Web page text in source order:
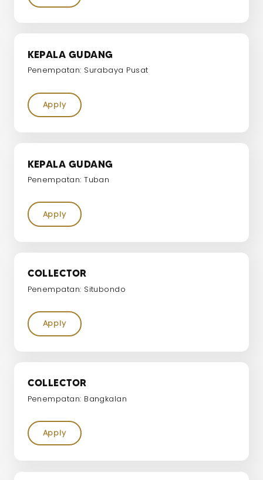
KEPALA GUDANG
Penempatan: Surabaya Pusat
Apply
KEPALA GUDANG
Penempatan: Tuban
Apply
COLLECTOR
Penempatan: Situbondo
Apply
COLLECTOR
Penempatan: Bangkalan
Apply